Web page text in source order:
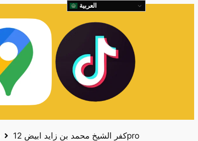
كفر الشيخ محمد بن زايد ابيض 12pro
العربية